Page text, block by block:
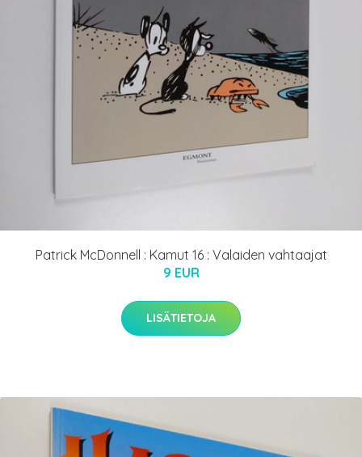
Patrick McDonnell : Kamut 16 : Valaiden vahtaajat
9 EUR
LISÄTIETOJA